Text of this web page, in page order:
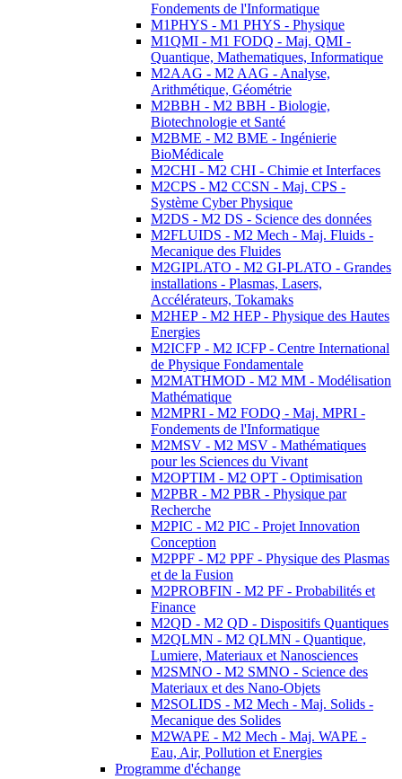
Fondements de l'Informatique
M1PHYS - M1 PHYS - Physique
M1QMI - M1 FODQ - Maj. QMI -
Quantique, Mathematiques, Informatique
M2AAG - M2 AAG - Analyse,
Arithmétique, Géométrie
M2BBH - M2 BBH - Biologie,
Biotechnologie et Santé
M2BME - M2 BME - Ingénierie
BioMédicale
M2CHI - M2 CHI - Chimie et Interfaces
M2CPS - M2 CCSN - Maj. CPS -
Système Cyber Physique
M2DS - M2 DS - Science des données
M2FLUIDS - M2 Mech - Maj. Fluids -
Mecanique des Fluides
M2GIPLATO - M2 GI-PLATO - Grandes
installations - Plasmas, Lasers,
Accélérateurs, Tokamaks
M2HEP - M2 HEP - Physique des Hautes
Energies
M2ICFP - M2 ICFP - Centre International
de Physique Fondamentale
M2MATHMOD - M2 MM - Modélisation
Mathématique
M2MPRI - M2 FODQ - Maj. MPRI -
Fondements de l'Informatique
M2MSV - M2 MSV - Mathématiques
pour les Sciences du Vivant
M2OPTIM - M2 OPT - Optimisation
M2PBR - M2 PBR - Physique par
Recherche
M2PIC - M2 PIC - Projet Innovation
Conception
M2PPF - M2 PPF - Physique des Plasmas
et de la Fusion
M2PROBFIN - M2 PF - Probabilités et
Finance
M2QD - M2 QD - Dispositifs Quantiques
M2QLMN - M2 QLMN - Quantique,
Lumiere, Materiaux et Nanosciences
M2SMNO - M2 SMNO - Science des
Materiaux et des Nano-Objets
M2SOLIDS - M2 Mech - Maj. Solids -
Mecanique des Solides
M2WAPE - M2 Mech - Maj. WAPE -
Eau, Air, Pollution et Energies
Programme d'échange